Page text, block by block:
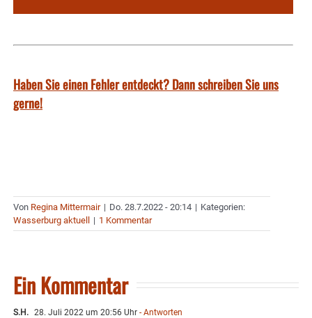
Haben Sie einen Fehler entdeckt? Dann schreiben Sie uns
gerne!
Von Regina Mittermair | Do. 28.7.2022 - 20:14 | Kategorien:
Wasserburg aktuell
| 1 Kommentar
Ein Kommentar
S.H. 28. Juli 2022 um 20:56 Uhr - Antworten